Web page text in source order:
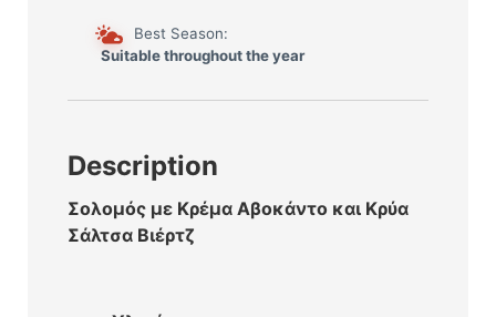
Best Season:
Suitable throughout the year
Description
Σολομός με Κρέμα Αβοκάντο και Κρύα
Σάλτσα Βιέρτζ